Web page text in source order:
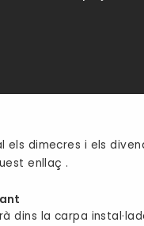
dimecres i els
enllaç .
dins la carpa